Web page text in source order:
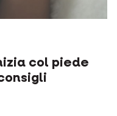
col piede